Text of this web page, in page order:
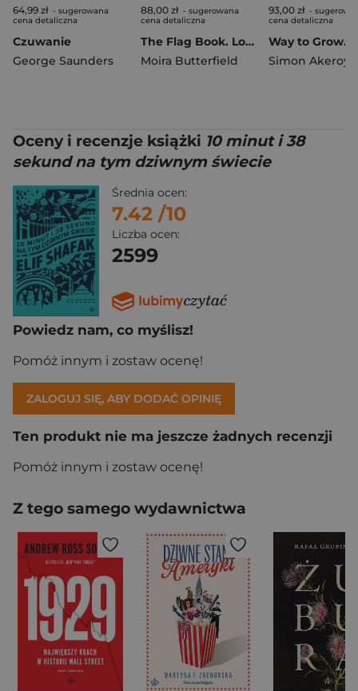
64,99 zł - sugerowana
cena detaliczna
Czuwanie
George Saunders
88,00 zł - sugerowana
cena detaliczna
The Flag Book. Lonely Planet Kids
Moira Butterfield
93,00 zł -
cena detaliczna
Simon Akeroyd
Oceny i recenzje książki 10 minut i 38
sekund na tym dziwnym świecie
Średnia ocen:
7.42 /10
Liczba ocen:
2599
Powiedz nam, co myślisz!
Pomóż innym i zostaw ocenę!
ZALOGUJ SIĘ, ABY DODAĆ OPINIĘ
Ten produkt nie ma jeszcze żadnych recenzji
Pomóż innym i zostaw ocenę!
Z tego samego wydawnictwa